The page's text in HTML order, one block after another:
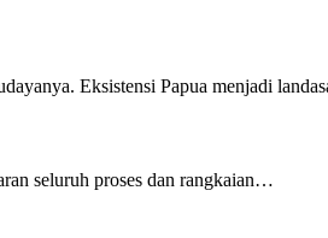
Eksistensi Papua menjadi
seluruh proses dan rangkaian…